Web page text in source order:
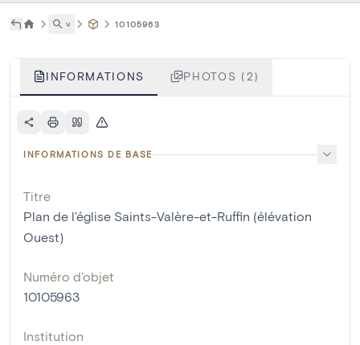
˅ 10105963
INFORMATIONS PHOTOS (2)
INFORMATIONS DE BASE
Titre
Plan de l'église Saints-Valère-et-Ruffin (élévation
Ouest)
Numéro d'objet
10105963
Institution